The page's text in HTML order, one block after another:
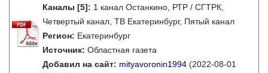
Каналы [5]: 1 канал Останкино, РТР / СГТРК,
Четвертый канал, ТВ Екатеринбург, Пятый канал
Регион: Екатеринбург
Источник: Областная газета
Добавил на сайт: mityavoronin1994 (2022-08-01